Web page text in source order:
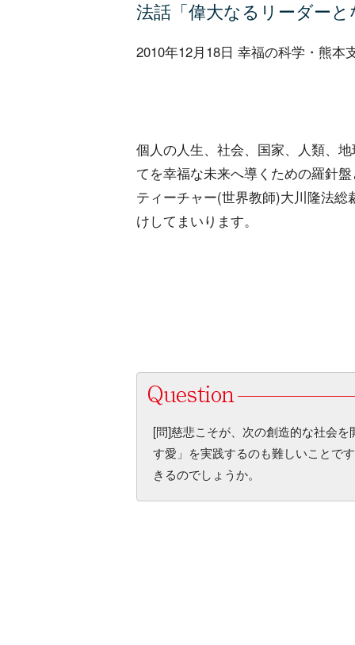
法話「偉大なるリーダー
2010年12月18日 幸福の科学・熊本
個人の人生、社会、国家、人類、
てを幸福な未来へ導くための羅針
ティーチャー(世界教師)大川隆法総
けしてまいります。
[問]慈悲こそが、次の創造的な社会
す愛」を実践するのも難しいことで
きるのでしょうか。